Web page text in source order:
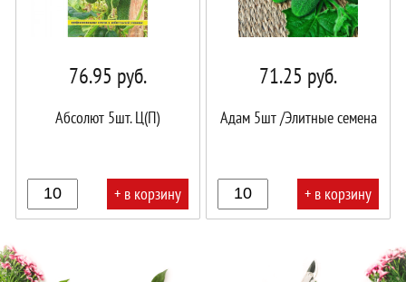
76.95 руб.
Абсолют 5шт. Ц(П)
+ в корзину
корзине!
71.25 руб.
Адам 5шт /Элитные семена
+ в корзину